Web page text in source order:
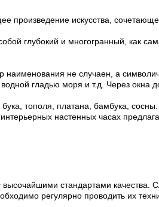
произведение искусства,
глубокий и многогранный, как
наименования не случаен, а
гладью моря и т.д. Через
тополя, платана, бамбука,
настенных часах
стандартами
регулярно проводить их